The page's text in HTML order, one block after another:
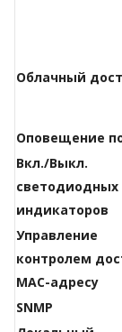
Облачный
Оповещение
Вкл./Выкл.
светодиодных
индикаторов
Управление
контролем
MAC-адресу
SNMP